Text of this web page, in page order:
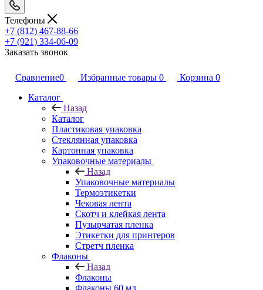
Телефоны
+7 (812) 467-88-66
+7 (921) 334-06-09
Заказать звонок
Сравнение0 Избранные товары 0 Корзина 0
Каталог
Назад
Каталог
Пластиковая упаковка
Стеклянная упаковка
Картонная упаковка
Упаковочные материалы
Назад
Упаковочные материалы
Термоэтикетки
Чековая лента
Скотч и клейкая лента
Пузырчатая пленка
Этикетки для принтеров
Стретч пленка
Флаконы
Назад
Флаконы
Флаконы 60 мл